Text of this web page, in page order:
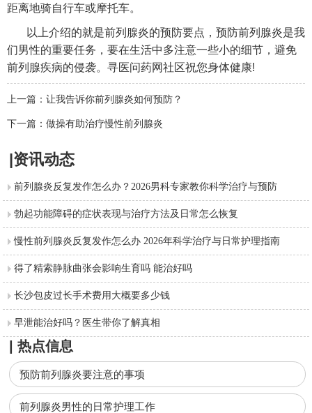
距离地骑自行车或摩托车。
以上介绍的就是前列腺炎的预防要点，预防前列腺炎是我
们男性的重要任务，要在生活中多注意一些小的细节，避免
前列腺疾病的侵袭。寻医问药网社区祝您身体健康!
上一篇： 让我告诉你前列腺炎如何预防？
下一篇： 做操有助治疗慢性前列腺炎
|资讯动态
前列腺炎反复发作怎么办？2026男科专家教你科学治疗与预防
勃起功能障碍的症状表现与治疗方法及日常怎么恢复
慢性前列腺炎反复发作怎么办 2026年科学治疗与日常护理指南
得了精索静脉曲张会影响生育吗 能治好吗
长沙包皮过长手术费用大概要多少钱
早泄能治好吗？医生带你了解真相
| 热点信息
预防前列腺炎要注意的事项
前列腺炎男性的日常护理工作